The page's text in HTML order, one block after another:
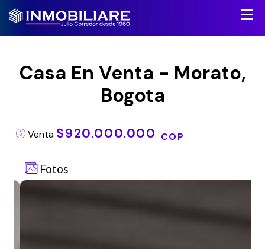
Casa En Venta - Morato,
Bogota
Venta $920.000.000 COP
Fotos